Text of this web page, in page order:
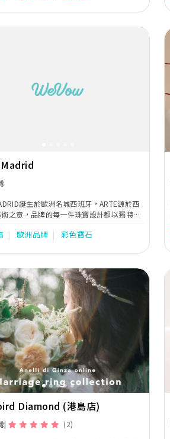
誕生於歐洲名城西班牙，ARTE源於西
之意，品牌的每一件珠寶設計都以獨特創
魂為靈感，是對於萬物感知和交融的完美
一無二的藝術品。
歐洲品牌 彩色寶石
Next
Diamond (港島店)
(2)